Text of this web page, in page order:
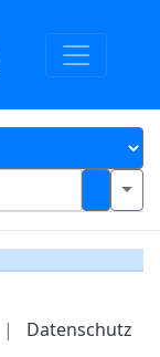
| Datenschutz